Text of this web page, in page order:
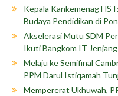
Kepala Kankemenag
Budaya Pendidikan di
Akselerasi Mutu SDM
Ikuti Bangkom IT
Melaju ke Semifinal
PPM Darul Istiqamah
Mempererat Ukhuwah,